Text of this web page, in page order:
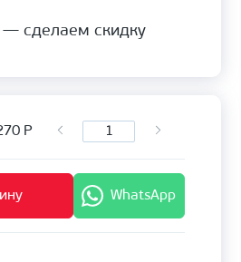
сделаем скидку
Р
WhatsApp